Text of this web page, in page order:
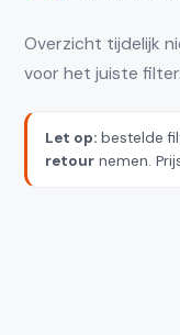
Overzicht tijdelijk
voor het juiste filter.
Let op: bestelde
retour nemen.